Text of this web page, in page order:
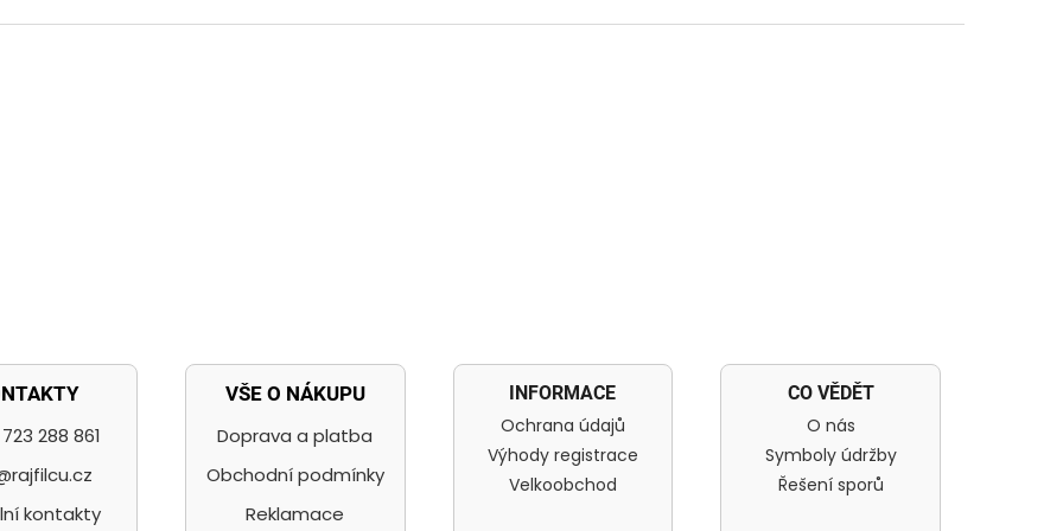
288 861
kontakty
VŠE O NÁKUPU
Doprava a platba
Obchodní podmínky
Reklamace
INFORMACE
Ochrana údajů
Výhody registrace
Velkoobchod
CO VĚDĚT
O nás
Symboly údržby
Řešení sporů